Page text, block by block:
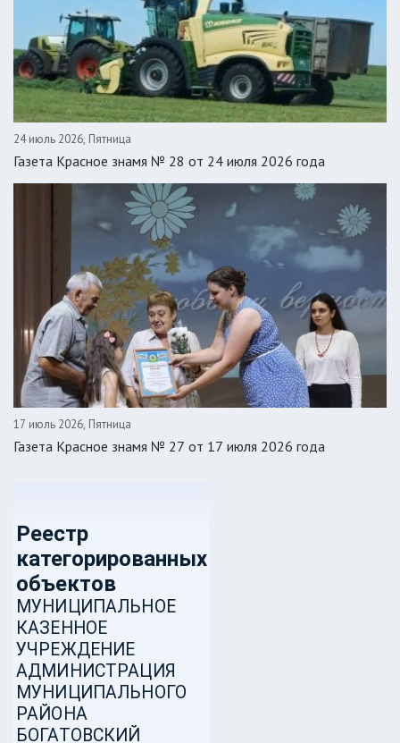
24 июль 2026, Пятница
Газета Красное знамя № 28 от 24 июля 2026 года
17 июль 2026, Пятница
Газета Красное знамя № 27 от 17 июля 2026 года